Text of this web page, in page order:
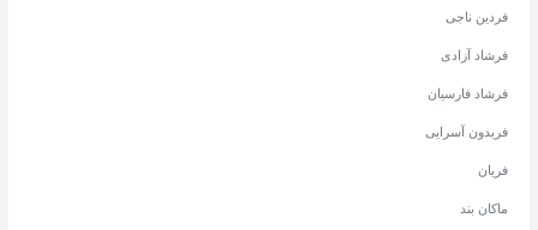
فردین ناجی
فرشاد آزادی
فرشاد فارسیان
فریدون آسرایی
فریان
ماکان بند